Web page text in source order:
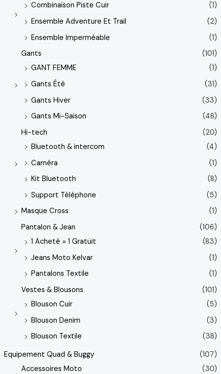
Combinaison Piste Cuir
(1)
Ensemble Adventure Et Trail
(2)
Ensemble Imperméable
(1)
Gants
(101)
GANT FEMME
(1)
Gants Été
(31)
Gants Hiver
(33)
Gants Mi-Saison
(48)
Hi-tech
(20)
Bluetooth & intercom
(4)
Caméra
(1)
Kit Bluetooth
(8)
Support Téléphone
(5)
Masque Cross
(1)
Pantalon & Jean
(106)
1 Acheté = 1 Gratuit
(83)
Jeans Moto Kelvar
(1)
Pantalons Textile
(1)
Vestes & Blousons
(101)
Blouson Cuir
(5)
Blouson Denim
(3)
Blouson Textile
(38)
Equipement Quad & Buggy
(107)
Accessoires Moto
(30)